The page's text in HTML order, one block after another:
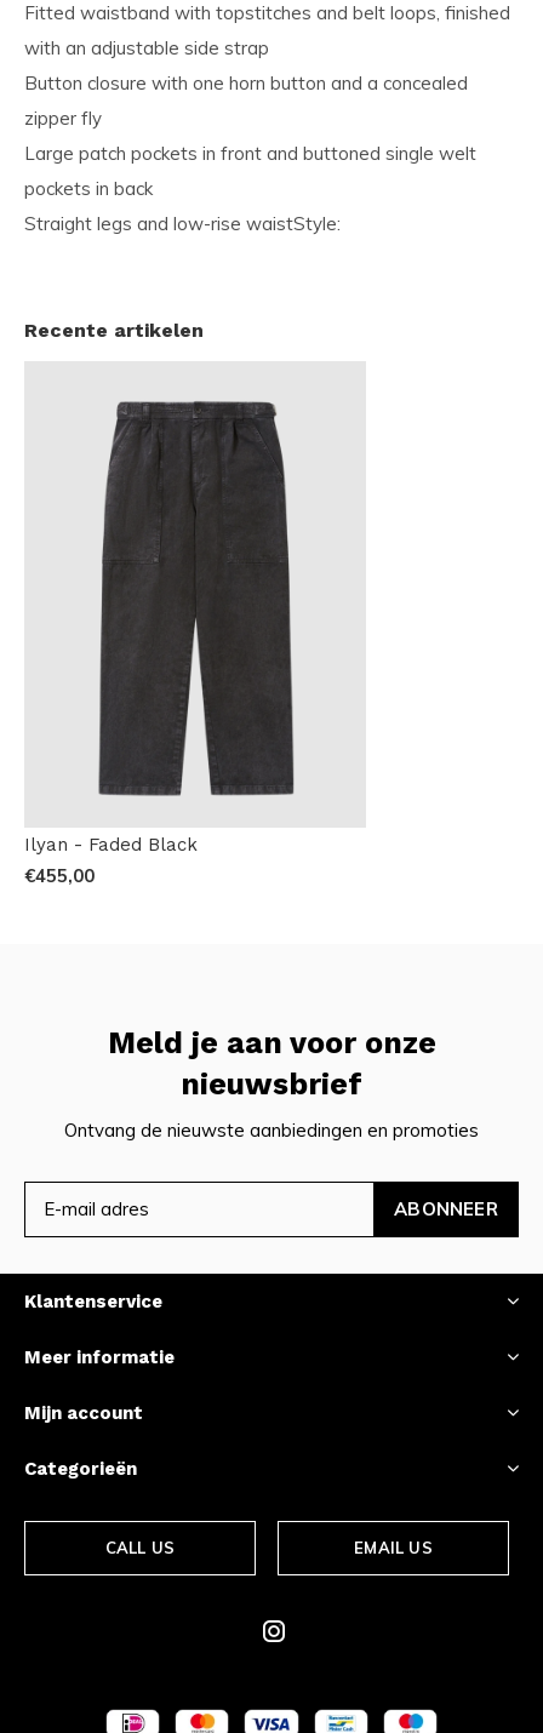
Fitted waistband with topstitches and belt loops, finished
with an adjustable side strap
Button closure with one horn button and a concealed
zipper fly
Large patch pockets in front and buttoned single welt
pockets in back
Straight legs and low-rise waistStyle:
Recente artikelen
Ilyan - Faded Black
€455,00
Meld je aan voor onze
nieuwsbrief
Ontvang de nieuwste aanbiedingen en promoties
ABONNEER
Klantenservice
Meer informatie
Mijn account
Categorieën
CALL US EMAIL US